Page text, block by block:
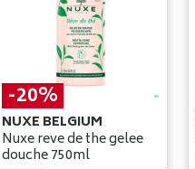
-20%
NUXE BELGIUM
Nuxe reve de the gelee
douche 750ml